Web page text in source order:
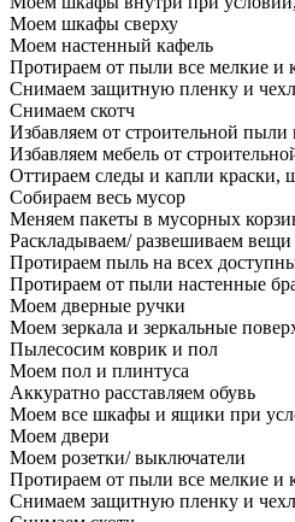
Моем шкафы сверху
Моем настенный кафель
Протираем от пыли все мелкие и
Снимаем защитную пленку и
Снимаем скотч
Избавляем от строительной
Избавляем мебель от
Оттираем следы и капли краски,
Собираем весь мусор
Меняем пакеты в мусорных
Раскладываем/ развешиваем вещи
Протираем пыль на всех
Протираем от пыли настенные
Моем дверные ручки
Моем зеркала и зеркальные
Пылесосим коврик и пол
Моем пол и плинтуса
Аккуратно расставляем обувь
Моем все шкафы и ящики при
Моем двери
Моем розетки/ выключатели
Протираем от пыли все мелкие и
Снимаем защитную пленку и